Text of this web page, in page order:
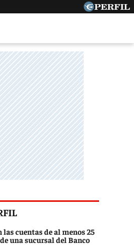
las cuentas de al menos 25
una sucursal del Banco